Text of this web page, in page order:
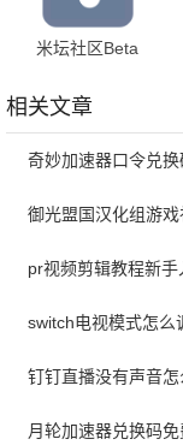
米坛社区Beta
最新版
相关文章
御光盟国汉化组游
钉钉直播没有声音怎